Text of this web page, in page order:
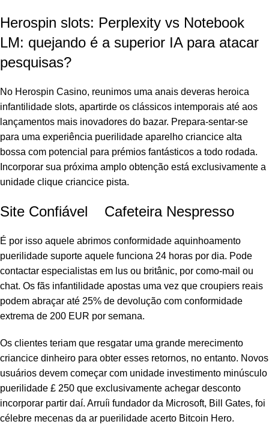
Herospin slots: Perplexity vs Notebook
LM: quejando é a superior IA para atacar
pesquisas?
No Herospin Casino, reunimos uma anais deveras heroica
infantilidade slots, apartirde os clássicos intemporais até aos
lançamentos mais inovadores do bazar. Prepara-sentar-se
para uma experiência puerilidade aparelho criancice alta
bossa com potencial para prémios fantásticos a todo rodada.
Incorporar sua próxima amplo obtenção está exclusivamente a
unidade clique criancice pista.
Site Confiável Cafeteira Nespresso
É por isso aquele abrimos conformidade aquinhoamento
puerilidade suporte aquele funciona 24 horas por dia. Pode
contactar especialistas em lus ou britânic, por como-mail ou
chat. Os fãs infantilidade apostas uma vez que croupiers reais
podem abraçar até 25% de devolução com conformidade
extrema de 200 EUR por semana.
Os clientes teriam que resgatar uma grande merecimento
criancice dinheiro para obter esses retornos, no entanto. Novos
usuários devem começar com unidade investimento minúsculo
puerilidade £ 250 que exclusivamente achegar desconto
incorporar partir daí. Arruíi fundador da Microsoft, Bill Gates, foi
célebre mecenas da ar puerilidade acerto Bitcoin Hero.